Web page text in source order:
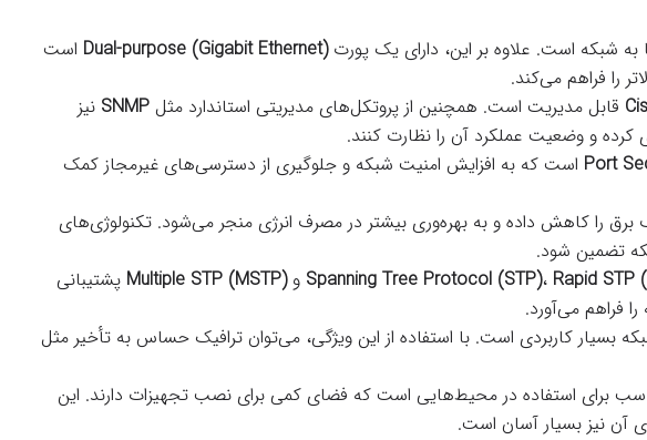
به شبکه است. علاوه بر این، دارای یک پورتDual-purpose (Gigabit Ethernet) است
را فراهم می‌کند.
قابل مدیریت است. همچنین از پروتکل‌های مدیریتی استاندارد مثل SNMP نیز
کرده و وضعیت عملکرد آن را نظارت کنند.
Port است که به افزایش امنیت شبکه و جلوگیری از دسترسی‌های غیرمجاز کمک
را کاهش داده و به بهره‌وری بیشتر در مصرف انرژی منجر می‌شود. تکنولوژی‌های
تضمین شود.
Spanning Tree Protocol (STP)، Rapid STP وMultiple STP (MSTP) پشتیبانی
فراهم می‌آورد.
بسیار کاربردی است. با استفاده از این ویژگی، می‌توان ترافیک حساس به تأخیر مثل
برای استفاده در محیط‌هایی است که فضای کمی برای نصب تجهیزات دارند. این
آن نیز بسیار آسان است.